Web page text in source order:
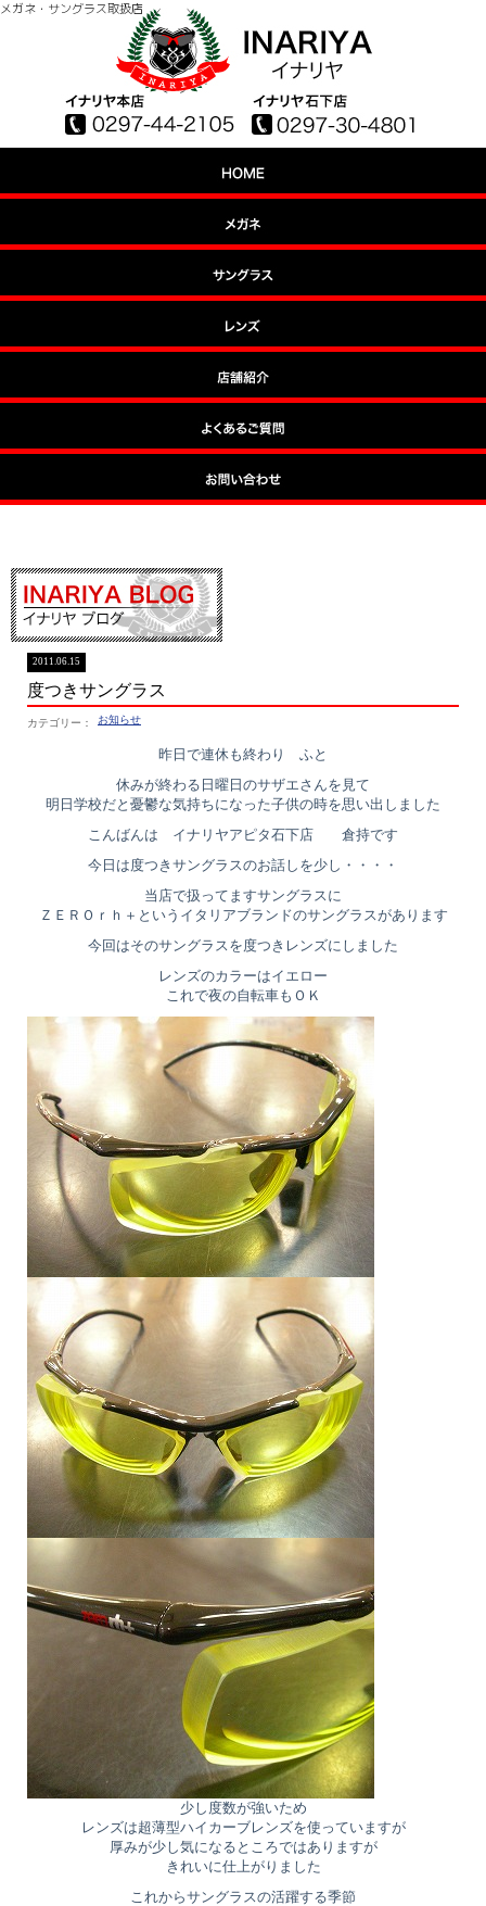
メガネ・サングラス取扱店
度つきサングラス
2011.06.15
お知らせ
昨日で連休も終わり ふと
休みが終わる日曜日のサザエさんを見て
明日学校だと憂鬱な気持ちになった子供の時を思い出しました
こんばんは イナリヤアピタ石下店 倉持です
今日は度つきサングラスのお話しを少し・・・・
当店で扱ってますサングラスに
ＺＥＲＯｒｈ＋というイタリアブランドのサングラスがあります
今回はそのサングラスを度つきレンズにしました
レンズのカラーはイエロー
これで夜の自転車もＯＫ
少し度数が強いため
レンズは超薄型ハイカーブレンズを使っていますが
厚みが少し気になるところではありますが
きれいに仕上がりました
これからサングラスの活躍する季節